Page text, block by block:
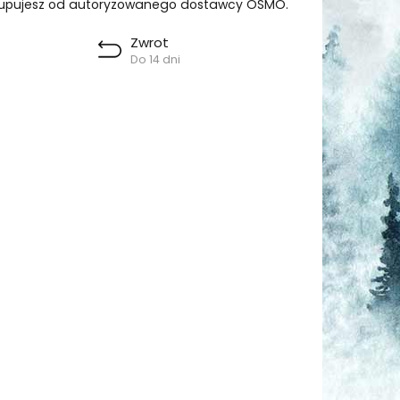
od autoryzowanego dostawcy OSMO.
Zwrot
Do 14 dni